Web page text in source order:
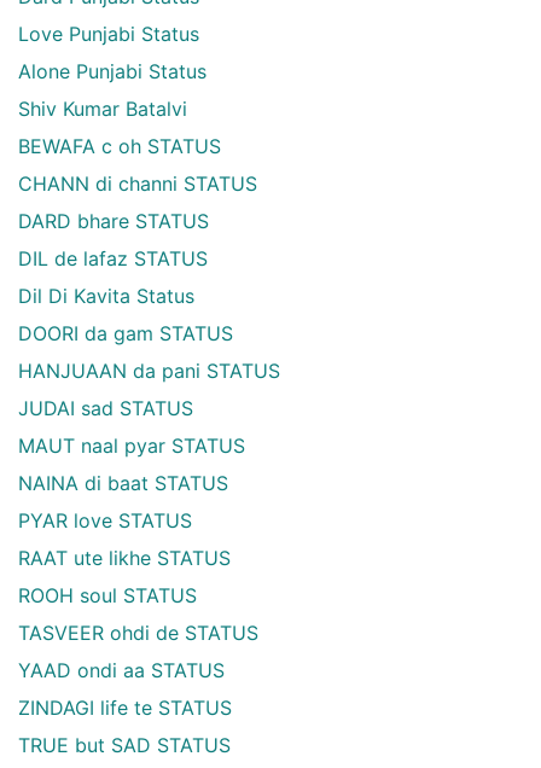
Love Punjabi Status
Alone Punjabi Status
Shiv Kumar Batalvi
BEWAFA c oh STATUS
CHANN di channi STATUS
DARD bhare STATUS
DIL de lafaz STATUS
Dil Di Kavita Status
DOORI da gam STATUS
HANJUAAN da pani STATUS
JUDAI sad STATUS
MAUT naal pyar STATUS
NAINA di baat STATUS
PYAR love STATUS
RAAT ute likhe STATUS
ROOH soul STATUS
TASVEER ohdi de STATUS
YAAD ondi aa STATUS
ZINDAGI life te STATUS
TRUE but SAD STATUS